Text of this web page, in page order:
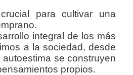
para cultivar una
integral de los más
a la sociedad, desde
se construyen
propios.